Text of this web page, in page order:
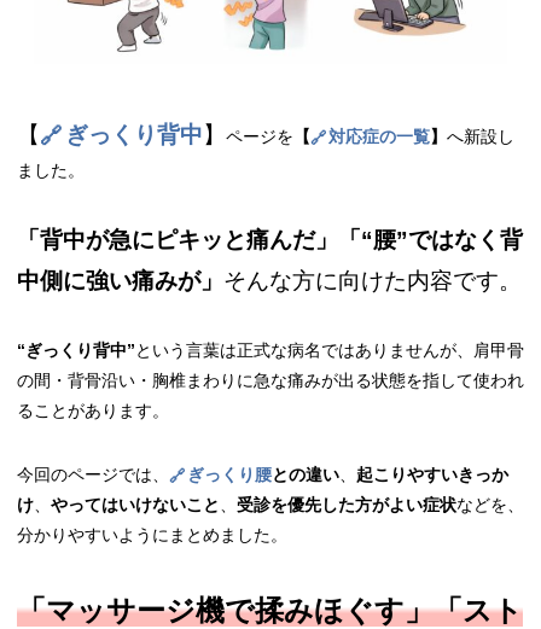
【 ぎっくり背中】 ページを 【 対応症の一覧】 へ新設し
ました。
「背中が急にピキッと痛んだ」「“腰”ではなく背
中側に強い痛みが」 そんな方に向けた内容です。
“ぎっくり背中”という言葉は正式な病名ではありませんが、肩甲骨
の間・背骨沿い・胸椎まわりに急な痛みが出る状態を指して使われ
ることがあります。
今回のページでは、 ぎっくり腰との違い、 起こりやすいきっか
け
やってはいけないこと 受診を優先した方がよい症状などを、
分かりやすいようにまとめました。
「マッサージ機で揉みほぐす」「スト